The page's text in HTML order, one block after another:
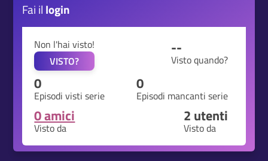
Fai il login
Non l'hai visto!
VISTO?
--
Visto quando?
0
Episodi visti serie
0
Episodi mancanti serie
0 amici
Visto da
2 utenti
Visto da